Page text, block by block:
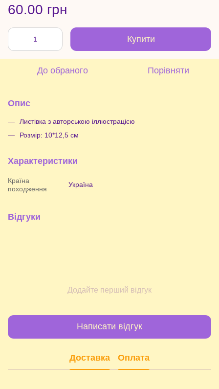
60.00 грн
Купити
До обраного Порівняти
Опис
Листівка з авторською іллюстрацією
Розмір: 10*12,5 см
Характеристики
Країна
походження
Україна
Відгуки
Додайте перший відгук
Написати відгук
Доставка Оплата